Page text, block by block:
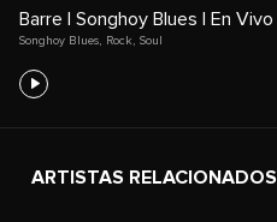
Barre | Songhoy Blues | En Vivo
Songhoy Blues Rock Soul
ARTISTAS RELACIONADOS